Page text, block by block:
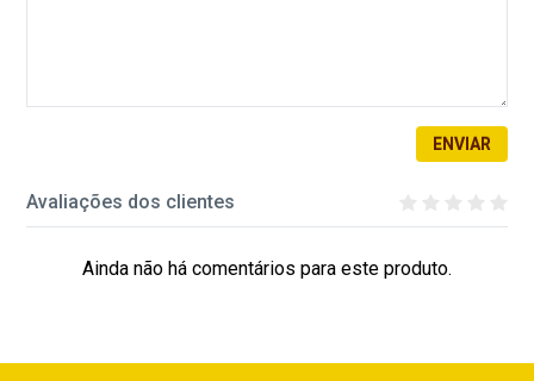
ENVIAR
Avaliações dos clientes
Ainda não há comentários para este produto.